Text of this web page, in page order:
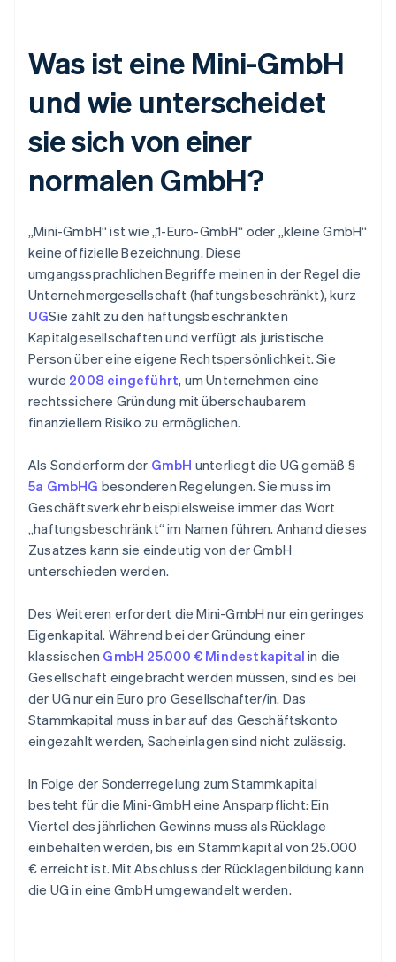
Was ist eine Mini-GmbH
und wie unterscheidet
sie sich von einer
normalen GmbH?
„Mini-GmbH“ ist wie „1-Euro-GmbH“ oder „kleine GmbH“
keine offizielle Bezeichnung. Diese
umgangssprachlichen Begriffe meinen in der Regel die
Unternehmergesellschaft (haftungsbeschränkt), kurz
UGSie zählt zu den haftungsbeschränkten
Kapitalgesellschaften und verfügt als juristische
Person über eine eigene Rechtspersönlichkeit. Sie
wurde 2008 eingeführt, um Unternehmen eine
rechtssichere Gründung mit überschaubarem
finanziellem Risiko zu ermöglichen.
Als Sonderform der GmbH unterliegt die UG gemäß §
5a GmbHG besonderen Regelungen. Sie muss im
Geschäftsverkehr beispielsweise immer das Wort
„haftungsbeschränkt“ im Namen führen. Anhand dieses
Zusatzes kann sie eindeutig von der GmbH
unterschieden werden.
Des Weiteren erfordert die Mini-GmbH nur ein geringes
Eigenkapital. Während bei der Gründung einer
klassischen GmbH 25.000 € Mindestkapital in die
Gesellschaft eingebracht werden müssen, sind es bei
der UG nur ein Euro pro Gesellschafter/in. Das
Stammkapital muss in bar auf das Geschäftskonto
eingezahlt werden, Sacheinlagen sind nicht zulässig.
In Folge der Sonderregelung zum Stammkapital
besteht für die Mini-GmbH eine Ansparpflicht: Ein
Viertel des jährlichen Gewinns muss als Rücklage
einbehalten werden, bis ein Stammkapital von 25.000
€ erreicht ist. Mit Abschluss der Rücklagenbildung kann
die UG in eine GmbH umgewandelt werden.